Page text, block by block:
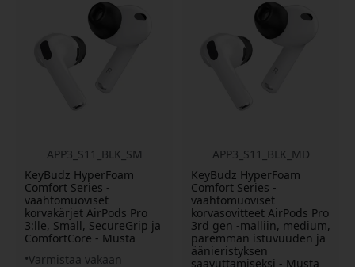
APP3_S11_BLK_SM
KeyBudz HyperFoam
Comfort Series -
vaahtomuoviset
korvakärjet AirPods Pro
3:lle, Small, SecureGrip ja
ComfortCore - Musta
Varmistaa vakaan
APP3_S11_BLK_MD
KeyBudz HyperFoam
Comfort Series -
vaahtomuoviset
korvasovitteet AirPods Pro
3rd gen -malliin, medium,
paremman istuvuuden ja
äänieristyksen
saavuttamiseksi - Musta